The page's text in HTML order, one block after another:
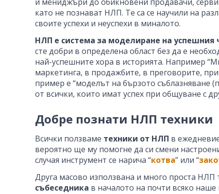
като не познават НЛП. Те са се научили на
своите успехи и неуспехи в миналото.
НЛП е система за моделиране на успешния
сте добри в определена област без да е
най-успешните хора в историята. Например
маркетинга, в продажбите, в преговорите,
пример е “моделът на бързото съблазняване
от всички, които имат успех при общуване с
Добре познати НЛП техники
Всички ползваме техники от НЛП в
вероятно ще му помогне да си смени
случая инструмент се нарича “котва” или “
Друга масово използвана и много проста НЛП
събеседника в началото на почти всяко